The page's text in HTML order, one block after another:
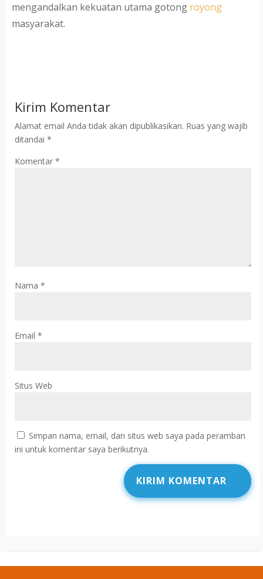
mengandalkan kekuatan utama gotong royong
masyarakat.
Kirim Komentar
Alamat email Anda tidak akan dipublikasikan. Ruas yang wajib
ditandai *
Komentar *
Nama *
Email *
Situs Web
Simpan nama, email, dan situs web saya pada peramban
ini untuk komentar saya berikutnya.